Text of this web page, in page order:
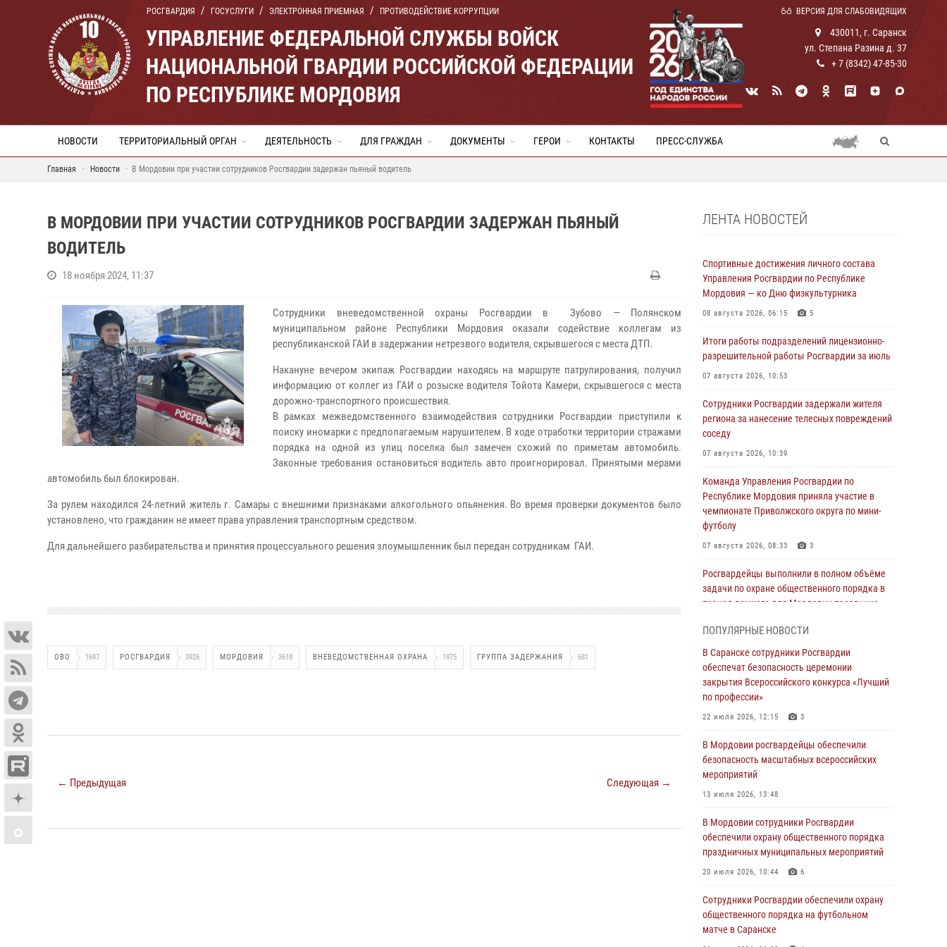
РОСГВАРДИЯ ГОСУСЛУГИ ЭЛЕКТРОННАЯ ПРИЕМНАЯ ПРОТИВОДЕЙСТВИЕ КОРРУПЦИИ ВЕРСИЯ ДЛЯ СЛАБОВИДЯЩИХ
УПРАВЛЕНИЕ ФЕДЕРАЛЬНОЙ СЛУЖБЫ ВОЙСК
НАЦИОНАЛЬНОЙ ГВАРДИИ РОССИЙСКОЙ ФЕДЕРАЦИИ
ПО РЕСПУБЛИКЕ МОРДОВИЯ
430011, г. Саранск
ул. Степана Разина д. 37
+ 7 (8342) 47-85-30
НОВОСТИ ТЕРРИТОРИАЛЬНЫЙ ОРГАН ДЕЯТЕЛЬНОСТЬ ДЛЯ ГРАЖДАН ДОКУМЕНТЫ ГЕРОИ КОНТАКТЫ ПРЕСС-СЛУЖБА
Главная Новости В Мордовии при участии сотрудников Росгвардии задержан пьяный водитель
В МОРДОВИИ ПРИ УЧАСТИИ СОТРУДНИКОВ РОСГВАРДИИ ЗАДЕРЖАН ПЬЯНЫЙ
ВОДИТЕЛЬ
18 ноября 2024, 11:37
Сотрудники вневедомственной охраны Росгвардии в Зубовo — Полянском
муниципальном районе Республики Мордовия оказали содействие коллегам из
республиканской ГАИ в задержании нетрезвого водителя, скрывшегося с места ДТП.
Накануне вечером экипаж Росгвардии находясь на маршруте патрулирования, получил
информацию от коллег из ГАИ о розыске водителя Тойота Камери, скрывшегося с места
дорожно-транспортного происшествия.
В рамках межведомственного взаимодействия сотрудники Росгвардии приступили к
поиску иномарки с предполагаемым нарушителем. В ходе отработки территории стражами
порядка на одной из улиц поселка был замечен схожий по приметам автомобиль.
Законные требования остановиться водитель авто проигнорировал. Принятыми мерами
автомобиль был блокирован.
За рулем находился 24-летний житель г. Самары с внешними признаками алкогольного опьянения. Во время проверки документов было
установлено, что гражданин не имеет права управления транспортным средством.
Для дальнейшего разбирательства и принятия процессуального решения злоумышленник был передан сотрудникам ГАИ.
ОВО 1697 РОСГВАРДИЯ 3926 МОРДОВИЯ 3618 ВНЕВЕДОМСТВЕННАЯ ОХРАНА 1975 ГРУППА ЗАДЕРЖАНИЯ 681
← Предыдущая Следующая →
ЛЕНТА НОВОСТЕЙ
Спортивные достижения личного состава
Управления Росгвардии по Республике
Мордовия — ко Дню физкультурника
08 августа 2026, 06:15 5
Итоги работы подразделений лицензионно-
разрешительной работы Росгвардии за июль
07 августа 2026, 10:53
Сотрудники Росгвардии задержали жителя
региона за нанесение телесных повреждений
соседу
07 августа 2026, 10:39
Команда Управления Росгвардии по
Республике Мордовия приняла участие в
чемпионате Приволжского округа по мини-
футболу
07 августа 2026, 08:33 3
Росгвардейцы выполнили в полном объёме
задачи по охране общественного порядка в
период важного для Мордовии праздника
В Мордовии руководство и личный состав
Росгвардии приняли участие в празднествах,
посвящённых 25-летию канонизации Фёдора
Ушакова
06 августа 2026, 08:14
В Саранске сотрудники Росгвардии
задержали дебошира, повредившего
имущество в кафе
06 августа 2026, 07:03
В Саранске по обращению жителей
правоохранители отреагировали
незамедлительно
05 августа 2026, 15:04
В Саранске сотрудники Росгвардии
задержали мужчину, подозреваемого в
причинении телесных повреждений супруге
ПОПУЛЯРНЫЕ НОВОСТИ
В Саранске сотрудники Росгвардии
обеспечат безопасность церемонии
закрытия Всероссийского конкурса «Лучший
по профессии»
22 июля 2026, 12:15 3
В Мордовии росгвардейцы обеспечили
безопасность масштабных всероссийских
мероприятий
13 июля 2026, 13:48
В Мордовии сотрудники Росгвардии
обеспечили охрану общественного порядка
праздничных муниципальных мероприятий
20 июля 2026, 10:44 6
Сотрудники Росгвардии обеспечили охрану
общественного порядка на футбольном
матче в Саранске